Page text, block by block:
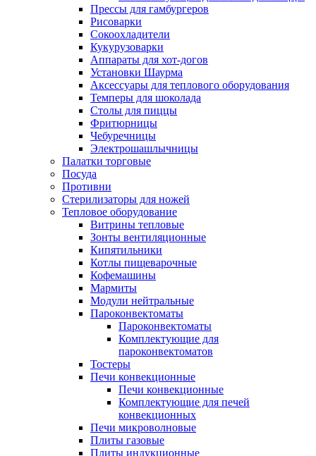
Прессы для гамбургеров
Рисоварки
Сокоохладители
Кукурузоварки
Аппараты для хот-догов
Установки Шаурма
Аксессуары для теплового оборудования
Темперы для шоколада
Столы для пиццы
Фритюрницы
Чебуречницы
Электрошашлычницы
Палатки торговые
Посуда
Противни
Стерилизаторы для ножей
Тепловое оборудование
Витрины тепловые
Зонты вентиляционные
Кипятильники
Котлы пищеварочные
Кофемашины
Мармиты
Модули нейтральные
Пароконвектоматы
Пароконвектоматы
Комплектующие для
пароконвектоматов
Тостеры
Печи конвекционные
Печи конвекционные
Комплектующие для печей
конвекционных
Печи микроволновые
Плиты газовые
Плиты индукционные